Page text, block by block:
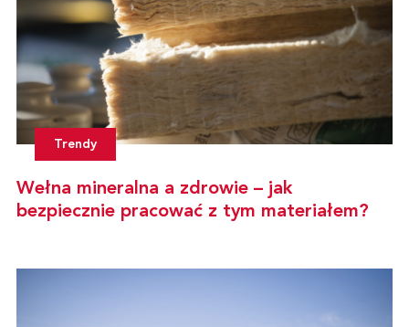
Trendy
Wełna mineralna a zdrowie – jak
bezpiecznie pracować z tym materiałem?